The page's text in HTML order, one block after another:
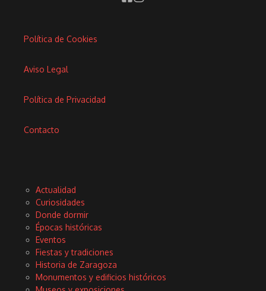
Política de Cookies
Aviso Legal
Política de Privacidad
Contacto
Actualidad
Curiosidades
Donde dormir
Épocas históricas
Eventos
Fiestas y tradiciones
Historia de Zaragoza
Monumentos y edificios históricos